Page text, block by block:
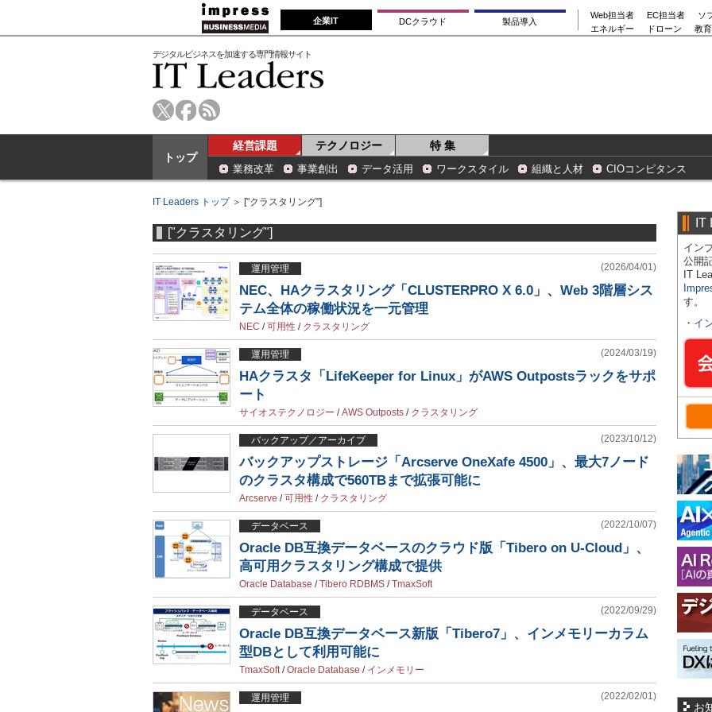
企業IT DCクラウド 製品導入
Web担当者 EC担当者
ソ
エネルギー
ドローン 教
デジタルビジネスを加速する専門情報サイト
トップ
経営課題 テクノロジー 特 集
業務改革 事業創出 データ活用 ワークスタイル 組織と人材 CIOコンピタンス
IT Leaders トップ＞ ["クラスタリング"]
["クラスタリング"]
運用管理 (2026/04/01)
NEC、HAクラスタリング「CLUSTERPRO X 6.0」、Web 3階層シス
テム全体の稼働状況を一元管理
NEC /可用性 / クラスタリング
運用管理 (2024/03/19)
HAクラスタ「LifeKeeper for Linux」がAWS Outpostsラックをサポ
ート
サイオステクノロジー /AWS Outposts / クラスタリング
バックアップ／アーカイブ (2023/10/12)
バックアップストレージ「Arcserve OneXafe 4500」、最大7ノード
のクラスタ構成で560TBまで拡張可能に
Arcserve /可用性 / クラスタリング
データベース (2022/10/07)
Oracle DB互換データベースのクラウド版「Tibero on U-Cloud」、
高可用クラスタリング構成で提供
Oracle Database /Tibero RDBMS /TmaxSoft
データベース (2022/09/29)
Oracle DB互換データベース新版「Tibero7」、インメモリーカラム
型DBとして利用可能に
TmaxSoft/Oracle Database / インメモリー
運用管理 (2022/02/01)
IT
イン
公開
IT
す。
・ イ
お